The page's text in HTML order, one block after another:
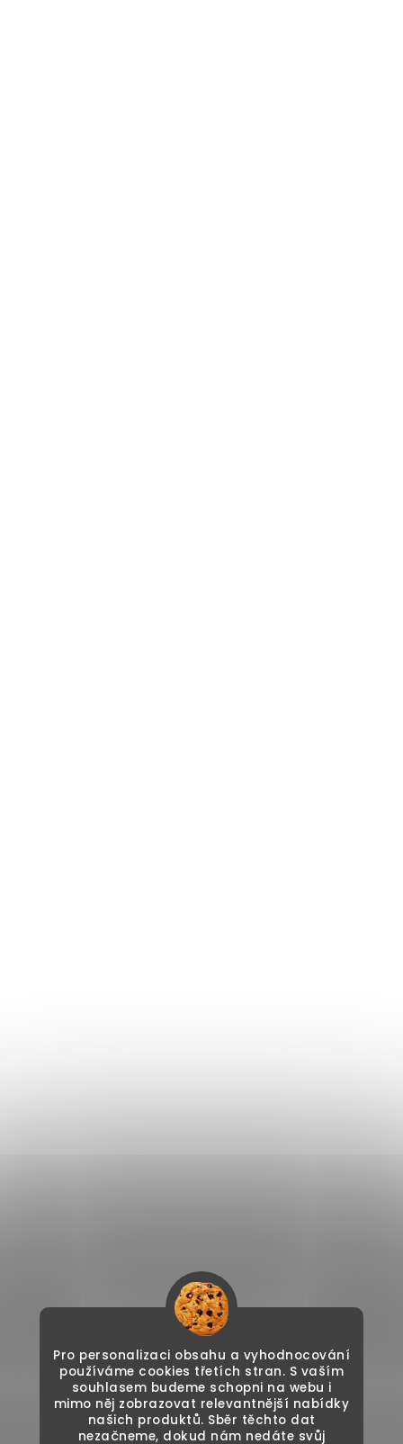
Pro personalizaci obsahu a vyhodnocování
používáme cookies třetích stran. S vaším
souhlasem budeme schopni na webu i
mimo něj zobrazovat relevantnější nabídky
našich produktů. Sběr těchto dat
nezačneme, dokud nám nedáte svůj